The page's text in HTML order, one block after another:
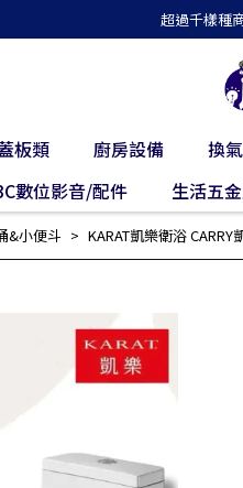
超過千樣種
板類 廚房設備 換
數位影音/配件
生活五
&小便斗 KARAT凱樂衛浴